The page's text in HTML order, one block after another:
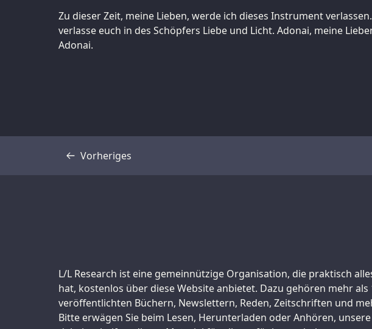
Zu dieser Zeit, meine Lieben, werde ich dieses Instrument
verlasse euch in des Schöpfers Liebe und Licht. Adonai, meine
Adonai.
Vorheriges
Transkript
Support us:
L/L Research ist eine gemeinnützige Organisation, die praktisch
hat, kostenlos über diese Website anbietet. Dazu gehören mehr
veröffentlichten Büchern, Newslettern, Reden, Zeitschriften und
Bitte erwägen Sie beim Lesen, Herunterladen oder Anhören,